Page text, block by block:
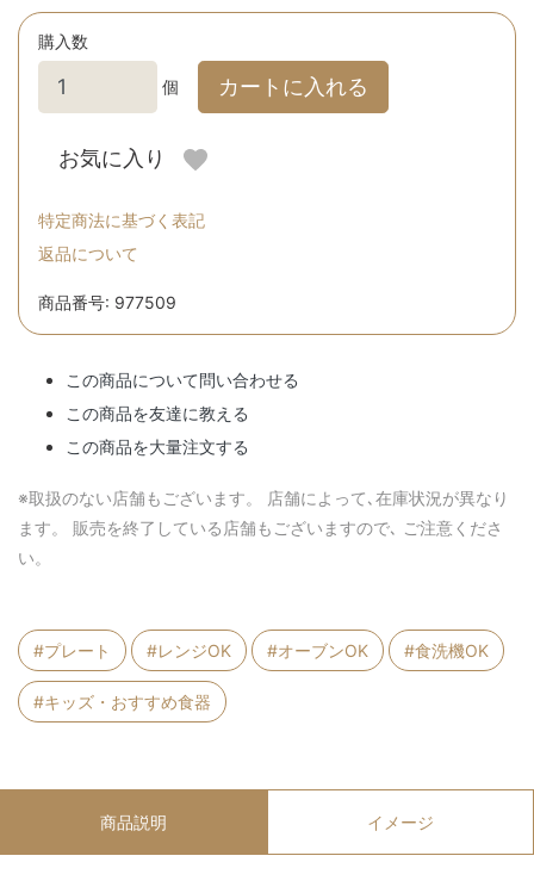
購入数
個 カートに入れる
お気に入り
特定商法に基づく表記
返品について
商品番号: 977509
この商品について問い合わせる
この商品を友達に教える
この商品を大量注文する
※取扱のない店舗もございます。 店舗によって､在庫状況が異なり
ます。 販売を終了している店舗もございますので､ ご注意くださ
い。
#プレート #レンジOK #オーブンOK #食洗機OK
#キッズ・おすすめ食器
商品説明 イメージ